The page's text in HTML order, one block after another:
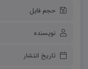
حجم فایل
نویسنده
تاریخ انتشار